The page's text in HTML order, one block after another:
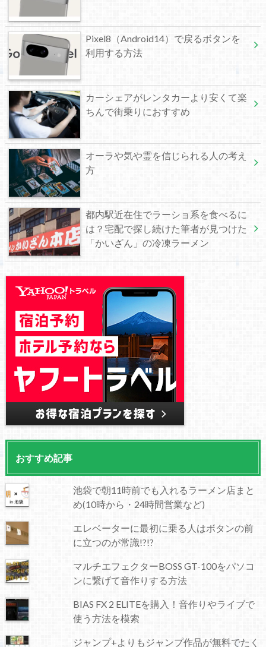
Pixel8（Android14）で戻るボタンを
利用する方法
カーシェアがレンタカーより安くて楽
ちんで街乗りにおすすめ
オーラや気や霊を信じられる人の考え
方
都内駅近在住でラーショ系を食べるに
は？宅配で探し続けた筆者が見つけた
「かいざん」の冷凍ラーメン
おすすめ記事
池袋で朝11時前でも入れるラーメン店まと
め(10時から・24時間営業など)
エレベーターに最初に乗る人はボタンの前
に立つのが常識!?!?
マルチエフェクターBOSS GT-100をパソコ
ンに繋げて音作りする方法
BIAS FX 2 ELITEを購入！音作りやライブで
使う方法を模索
ジャンプ+よりもジャンプ作品が無料でたく